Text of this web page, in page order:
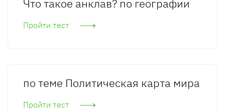
Что такое анклав? по географии
Пройти тест
по теме Политическая карта мира
Пройти тест